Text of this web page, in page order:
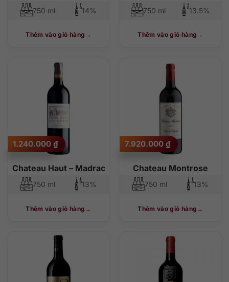
750 ml 14%
Thêm vào giỏ hàng
750 ml 13.5%
Thêm vào giỏ hàng
Chateau Haut – Madrac
1.240.000 ₫
750 ml 13%
Thêm vào giỏ hàng
Chateau Montrose
7.920.000 ₫
750 ml 13%
Thêm vào giỏ hàng